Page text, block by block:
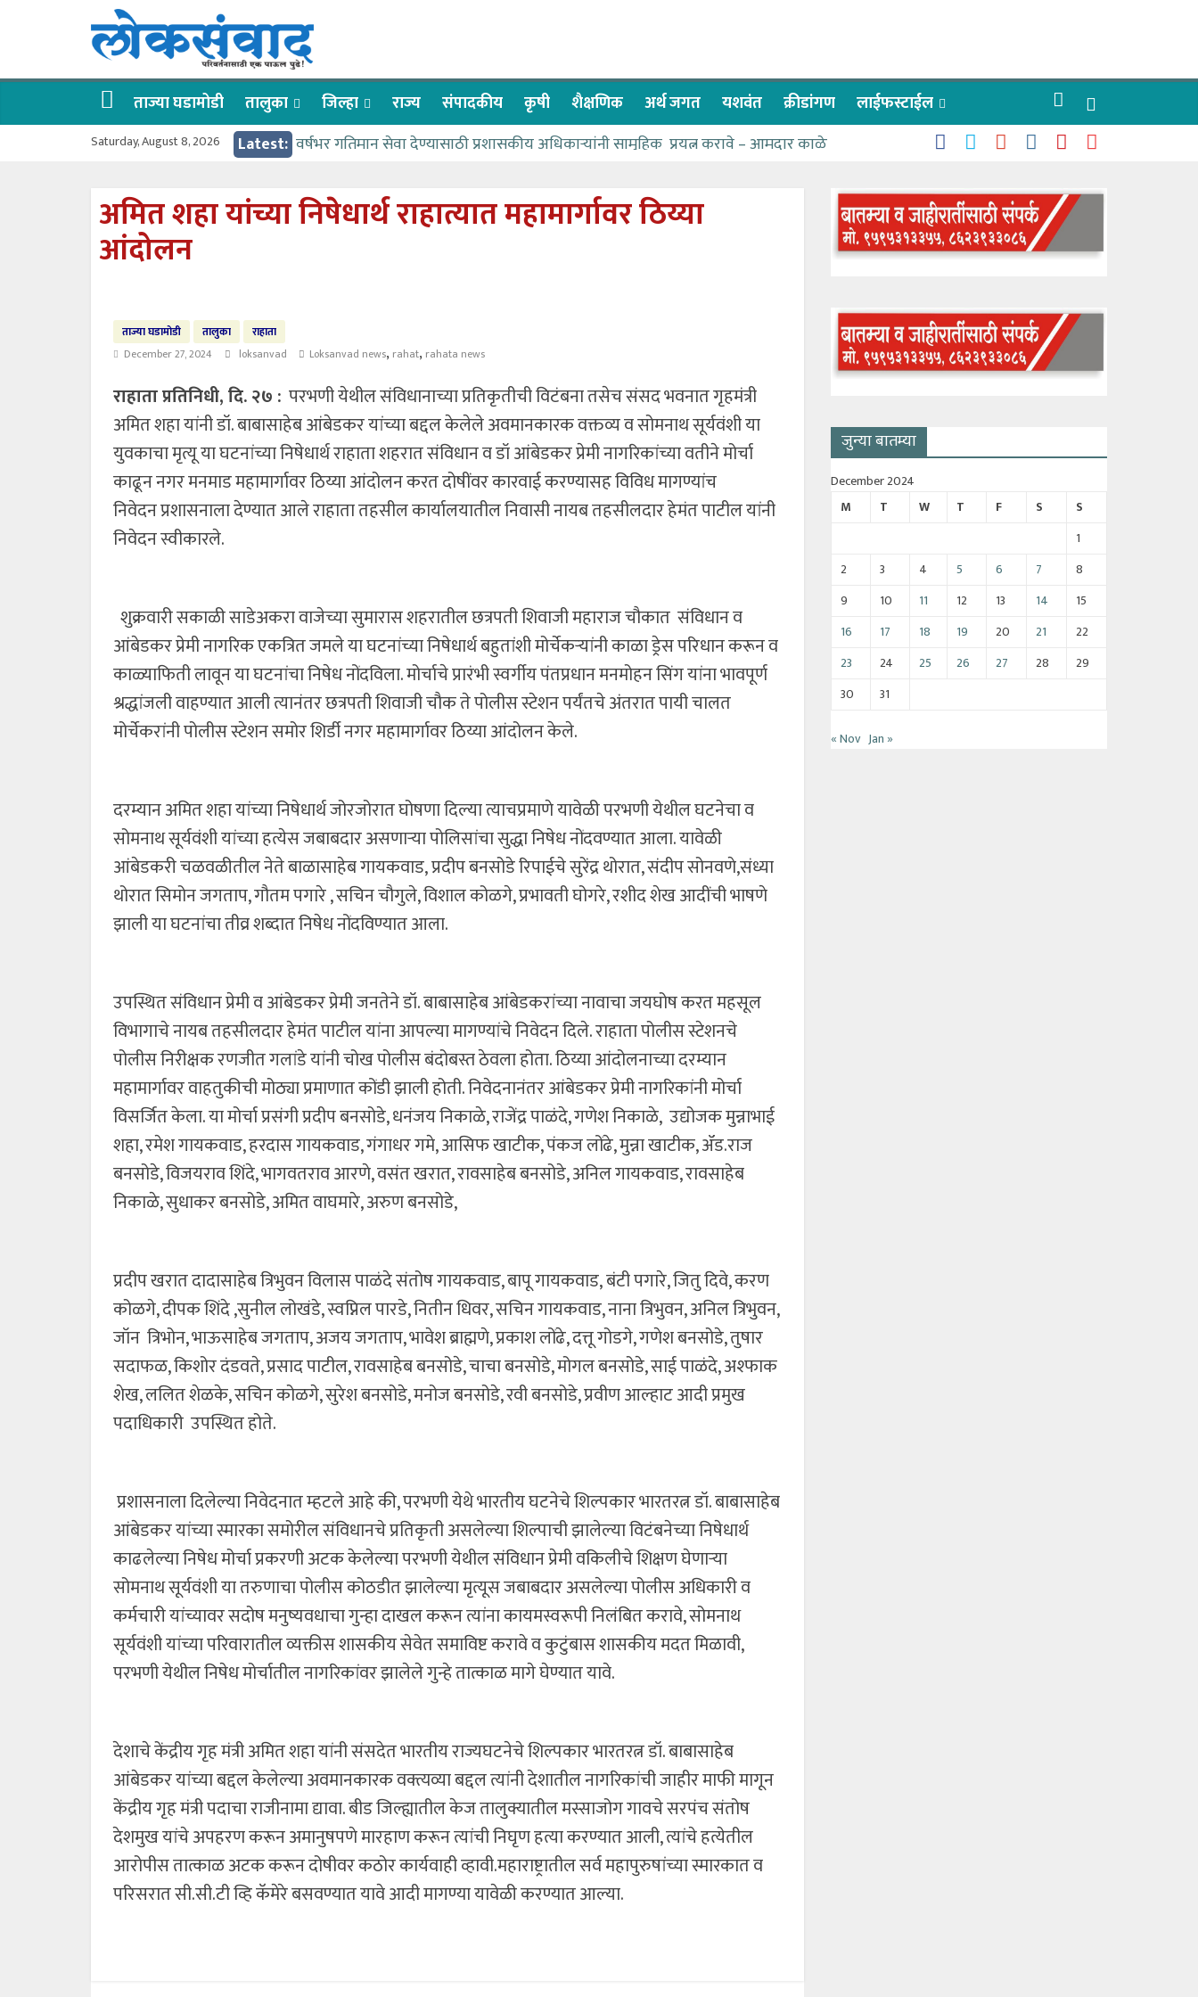
लोकसंवाद
ताज्या
घडामोडी
ताज्या घडामोडी तालुका जिल्हा राज्य संपादकीय कृषी शैक्षणिक अर्थ जगत यशवंत क्रीडांगण लाईफस्टाईल
Saturday, August 8, 2026 Latest: वर्षभर गतिमान सेवा देण्यासाठी प्रशासकीय अधिकाऱ्यांनी सामुहिक प्रयत्न करावे – आमदार काळे
आत्मामालिक गुरूकूलाचे २२८ विद्यार्थी शिष्यवृत्तीस पात्र
ईच्छा आणि मेहनतीच्या बळावर यश मिळवता येते – शिवप्रसाद पंडोरे
अमित शहा यांच्या निषेधार्थ राहात्यात महामार्गावर ठिय्या
आंदोलन
ताज्या घडामोडी तालुका
राहाता
December 27, 2024
loksanvad Loksanvad news, rahat, rahata news
राहाता प्रतिनिधी, दि. २७ : परभणी येथील संविधानाच्या प्रतिकृतीची विटंबना तसेच संसद भवनात गृहमंत्री
अमित शहा यांनी डॉ. बाबासाहेब आंबेडकर यांच्या बद्दल केलेले अवमानकारक वक्तव्य व सोमनाथ सूर्यवंशी या
युवकाचा मृत्यू या घटनांच्या निषेधार्थ राहाता शहरात संविधान व डॉ आंबेडकर प्रेमी नागरिकांच्या वतीने मोर्चा
काढून नगर मनमाड महामार्गावर ठिय्या आंदोलन करत दोषींवर कारवाई करण्यासह विविध मागण्यांच
निवेदन प्रशासनाला देण्यात आले राहाता तहसील कार्यालयातील निवासी नायब तहसीलदार हेमंत पाटील यांनी
निवेदन स्वीकारले.
शुक्रवारी सकाळी साडेअकरा वाजेच्या सुमारास शहरातील छत्रपती शिवाजी महाराज चौकात संविधान व
आंबेडकर प्रेमी नागरिक एकत्रित जमले या घटनांच्या निषेधार्थ बहुतांशी मोर्चेकर्‍यांनी काळा ड्रेस परिधान करून व
काळ्याफिती लावून या घटनांचा निषेध नोंदविला. मोर्चाचे प्रारंभी स्वर्गीय पंतप्रधान मनमोहन सिंग यांना भावपूर्ण
श्रद्धांजली वाहण्यात आली त्यानंतर छत्रपती शिवाजी चौक ते पोलीस स्टेशन पर्यंतचे अंतरात पायी चालत
मोर्चेकरांनी पोलीस स्टेशन समोर शिर्डी नगर महामार्गावर ठिय्या आंदोलन केले.
दरम्यान अमित शहा यांच्या निषेधार्थ जोरजोरात घोषणा दिल्या त्याचप्रमाणे यावेळी परभणी येथील घटनेचा व
सोमनाथ सूर्यवंशी यांच्या हत्येस जबाबदार असणाऱ्या पोलिसांचा सुद्धा निषेध नोंदवण्यात आला. यावेळी
आंबेडकरी चळवळीतील नेते बाळासाहेब गायकवाड, प्रदीप बनसोडे रिपाईचे सुरेंद्र थोरात, संदीप सोनवणे,संध्या
थोरात सिमोन जगताप, गौतम पगारे , सचिन चौगुले, विशाल कोळगे, प्रभावती घोगरे, रशीद शेख आदींची भाषणे
झाली या घटनांचा तीव्र शब्दात निषेध नोंदविण्यात आला.
उपस्थित संविधान प्रेमी व आंबेडकर प्रेमी जनतेने डॉ. बाबासाहेब आंबेडकरांच्या नावाचा जयघोष करत महसूल
विभागाचे नायब तहसीलदार हेमंत पाटील यांना आपल्या मागण्यांचे निवेदन दिले. राहाता पोलीस स्टेशनचे
पोलीस निरीक्षक रणजीत गलांडे यांनी चोख पोलीस बंदोबस्त ठेवला होता. ठिय्या आंदोलनाच्या दरम्यान
महामार्गावर वाहतुकीची मोठ्या प्रमाणात कोंडी झाली होती. निवेदनानंतर आंबेडकर प्रेमी नागरिकांनी मोर्चा
विसर्जित केला. या मोर्चा प्रसंगी प्रदीप बनसोडे, धनंजय निकाळे, राजेंद्र पाळंदे, गणेश निकाळे, उद्योजक मुन्नाभाई
शहा, रमेश गायकवाड, हरदास गायकवाड, गंगाधर गमे, आसिफ खाटीक, पंकज लोंढे, मुन्ना खाटीक, ॲड.राज
बनसोडे, विजयराव शिंदे, भागवतराव आरणे, वसंत खरात, रावसाहेब बनसोडे, अनिल गायकवाड, रावसाहेब
निकाळे, सुधाकर बनसोडे, अमित वाघमारे, अरुण बनसोडे,
प्रदीप खरात दादासाहेब त्रिभुवन विलास पाळंदे संतोष गायकवाड, बापू गायकवाड, बंटी पगारे, जितु दिवे, करण
कोळगे, दीपक शिंदे ,सुनील लोखंडे, स्वप्निल पारडे, नितीन धिवर, सचिन गायकवाड, नाना त्रिभुवन, अनिल त्रिभुवन,
जॉन त्रिभोन, भाऊसाहेब जगताप, अजय जगताप, भावेश ब्राह्मणे, प्रकाश लोंढे, दत्तू गोडगे, गणेश बनसोडे, तुषार
सदाफळ, किशोर दंडवते, प्रसाद पाटील, रावसाहेब बनसोडे, चाचा बनसोडे, मोगल बनसोडे, साई पाळंदे, अश्फाक
शेख, ललित शेळके, सचिन कोळगे, सुरेश बनसोडे, मनोज बनसोडे, रवी बनसोडे, प्रवीण आल्हाट आदी प्रमुख
पदाधिकारी उपस्थित होते.
प्रशासनाला दिलेल्या निवेदनात म्हटले आहे की, परभणी येथे भारतीय घटनेचे शिल्पकार भारतरत्न डॉ. बाबासाहेब
आंबेडकर यांच्या स्मारका समोरील संविधानचे प्रतिकृती असलेल्या शिल्पाची झालेल्या विटंबनेच्या निषेधार्थ
काढलेल्या निषेध मोर्चा प्रकरणी अटक केलेल्या परभणी येथील संविधान प्रेमी वकिलीचे शिक्षण घेणाऱ्या
सोमनाथ सूर्यवंशी या तरुणाचा पोलीस कोठडीत झालेल्या मृत्यूस जबाबदार असलेल्या पोलीस अधिकारी व
कर्मचारी यांच्यावर सदोष मनुष्यवधाचा गुन्हा दाखल करून त्यांना कायमस्वरूपी निलंबित करावे, सोमनाथ
सूर्यवंशी यांच्या परिवारातील व्यक्तीस शासकीय सेवेत समाविष्ट करावे व कुटुंबास शासकीय मदत मिळावी,
परभणी येथील निषेध मोर्चातील नागरिकांवर झालेले गुन्हे तात्काळ मागे घेण्यात यावे.
देशाचे केंद्रीय गृह मंत्री अमित शहा यांनी संसदेत भारतीय राज्यघटनेचे शिल्पकार भारतरत्न डॉ. बाबासाहेब
आंबेडकर यांच्या बद्दल केलेल्या अवमानकारक वक्त्यव्या बद्दल त्यांनी देशातील नागरिकांची जाहीर माफी मागून
केंद्रीय गृह मंत्री पदाचा राजीनामा द्यावा. बीड जिल्ह्यातील केज तालुक्यातील मस्साजोग गावचे सरपंच संतोष
देशमुख यांचे अपहरण करून अमानुषपणे मारहाण करून त्यांची निघृण हत्या करण्यात आली, त्यांचे हत्येतील
आरोपीस तात्काळ अटक करून दोषीवर कठोर कार्यवाही व्हावी.महाराष्ट्रातील सर्व महापुरुषांच्या स्मारकात व
परिसरात सी.सी.टी व्हि कॅमेरे बसवण्यात यावे आदी मागण्या यावेळी करण्यात आल्या.
जुन्या बातम्या
December 2024
M
T W T F S
S
1
2
3 4 5 6 7
8
9
10 11 12 13 14
15
16
17 18 19 20 21
22
23
24 25 26 27 28
29
30
31
« Nov Jan »